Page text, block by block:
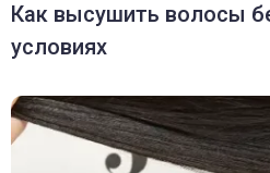
Как высушить волосы
условиях